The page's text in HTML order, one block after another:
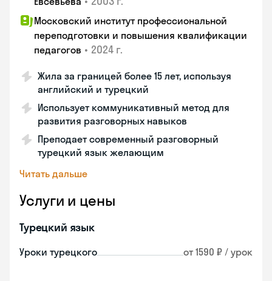
Московский институт профессиональной
переподготовки и повышения квалификации
педагогов • 2024 г.
Жила за границей более 15 лет, используя
английский и турецкий
Использует коммуникативный метод для
развития разговорных навыков
Преподает современный разговорный
турецкий язык желающим
Читать дальше
Услуги и цены
Турецкий язык
Уроки турецкого от 1590 ₽ / урок